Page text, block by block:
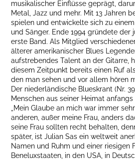
musikalischer Einflüsse geprägt,
Metal, Jazz und mehr. Mit 13 Jahren
spielen und entwickelte sich zu
und Sänger. Ende 1994 gründete der
erste Band. Als Mitglied
älterer amerikanischer Blues
aufstrebendes Talent an der Gitarre,
diesem Zeitpunkt bereits einen Ruf
den man sehen und vor allem hören
Der niederländische Blueskrant (Nr.
Menschen aus seiner Heimat
„Mein Glaube an mich war immer
anderen, außer meine Frau, anders
seine Frau sollten recht behalten,
später, ist Julian Sas ein weltweit
Namen und Ruhm und einer riesigen
Beneluxstaaten, in den USA, in